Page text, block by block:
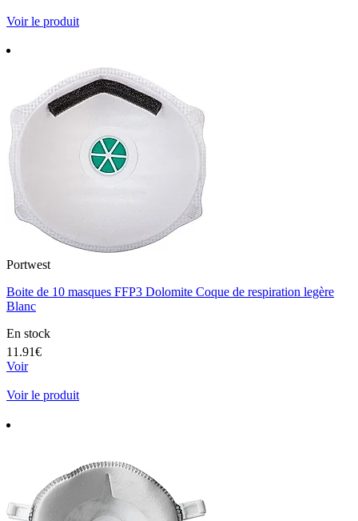
Voir le produit
Portwest
Boite de 10 masques FFP3 Dolomite Coque de respiration legère
Blanc
En stock
11.91€
Voir
Voir le produit